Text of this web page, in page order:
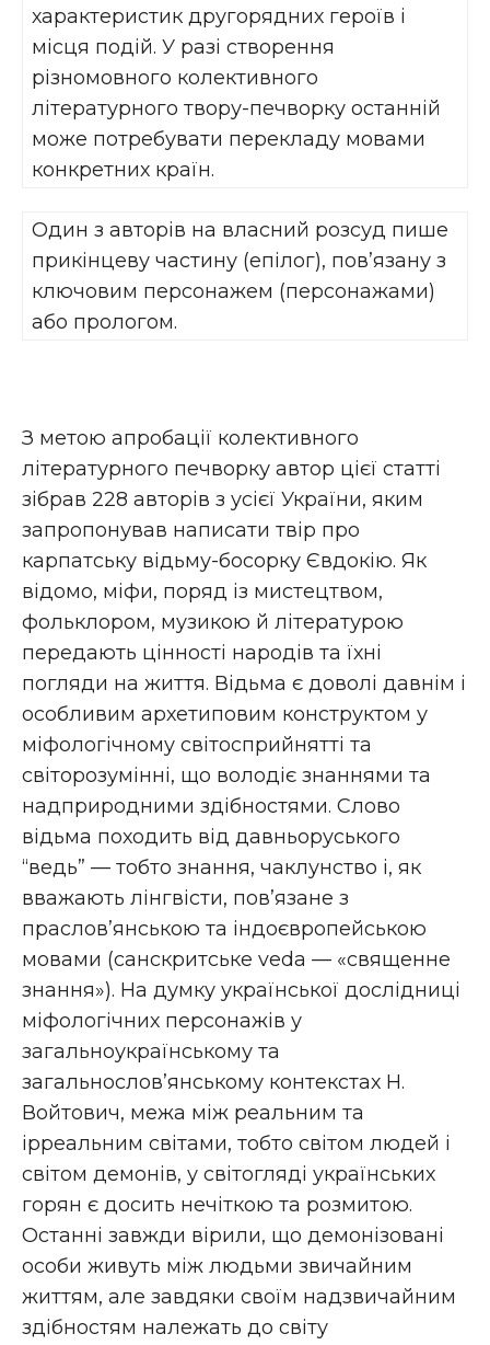
характеристик другорядних героїв і
місця подій. У разі створення
різномовного колективного
літературного твору-печворку останній
може потребувати перекладу мовами
конкретних країн.
Один з авторів на власний розсуд пише
прикінцеву частину (епілог), пов’язану з
ключовим персонажем (персонажами)
або прологом.
З метою апробації колективного
літературного печворку автор цієї статті
зібрав 228 авторів з усієї України, яким
запропонував написати твір про
карпатську відьму-босорку Євдокію. Як
відомо, міфи, поряд із мистецтвом,
фольклором, музикою й літературою
передають цінності народів та їхні
погляди на життя. Відьма є доволі давнім і
особливим архетиповим конструктом у
міфологічному світосприйнятті та
світорозумінні, що володіє знаннями та
надприродними здібностями. Слово
відьма походить від давньоруського
“ведь” — тобто знання, чаклунство і, як
вважають лінгвісти, пов’язане з
праслов’янською та індоєвропейською
мовами (санскритське veda — «священне
знання»). На думку української дослідниці
міфологічних персонажів у
загальноукраїнському та
загальнослов’янському контекстах Н.
Войтович, межа між реальним та
ірреальним світами, тобто світом людей і
світом демонів, у світогляді українських
горян є досить нечіткою та розмитою.
Останні завжди вірили, що демонізовані
особи живуть між людьми звичайним
життям, але завдяки своїм надзвичайним
здібностям належать до світу